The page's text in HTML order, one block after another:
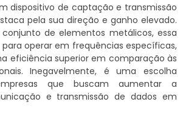
dispositivo de captação e transmissão
pela sua direção e ganho elevado.
de elementos metálicos, essa
operar em frequências específicas,
eficiência superior em comparação às
Inegavelmente, é uma escolha
que buscam aumentar a
e transmissão de dados em